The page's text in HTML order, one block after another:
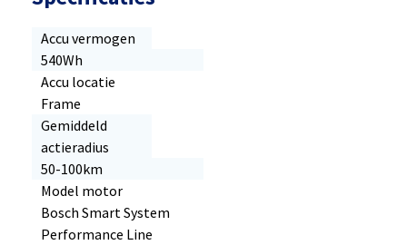
Accu vermogen
540Wh
Accu locatie
Frame
Gemiddeld
actieradius
50-100km
Model motor
Bosch Smart System
Performance Line